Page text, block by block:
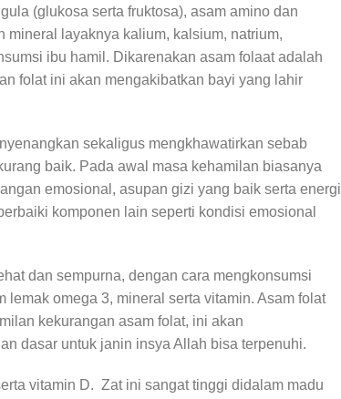
(glukosa serta fruktosa), asam amino dan
layaknya kalium, kalsium, natrium,
ibu hamil. Dikarenakan asam folaat adalah
folat ini akan mengakibatkan bayi yang lahir
sekaligus mengkhawatirkan sebab
baik. Pada awal masa kehamilan biasanya
emosional, asupan gizi yang baik serta energi
komponen lain seperti kondisi emosional
dan sempurna, dengan cara mengkonsumsi
omega 3, mineral serta vitamin. Asam folat
kekurangan asam folat, ini akan
dasar untuk janin insya Allah bisa terpenuhi.
vitamin D. Zat ini sangat tinggi didalam madu